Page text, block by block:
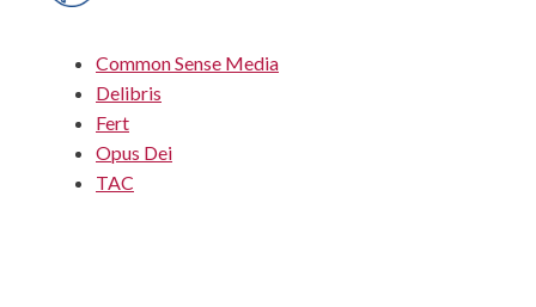
Common Sense Media
Delibris
Fert
Opus Dei
TAC